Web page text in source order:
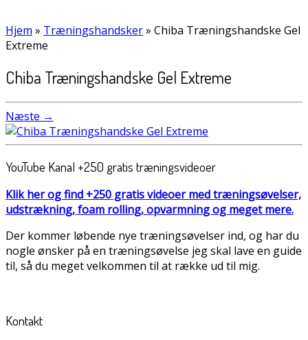
Hjem » Træningshandsker» Chiba Træningshandske Gel
Extreme
Chiba Træningshandske Gel Extreme
Næste →
YouTube Kanal +250 gratis træningsvideoer
Klik her og find +250 gratis videoer med træningsøvelser,
udstrækning, foam rolling, opvarmning og meget mere.
Der kommer løbende nye træningsøvelser ind, og har du
nogle ønsker på en træningsøvelse jeg skal lave en guide
til, så du meget velkommen til at række ud til mig.
Kontakt